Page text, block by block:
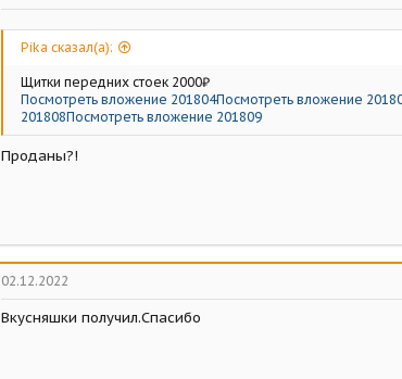
Pika сказал(а):
Щитки передних стоек 2000₽
Посмотреть вложение 201804Посмотреть вложение
201808Посмотреть вложение 201809
Проданы?!
02.12.2022
Вкусняшки получил.Спасибо